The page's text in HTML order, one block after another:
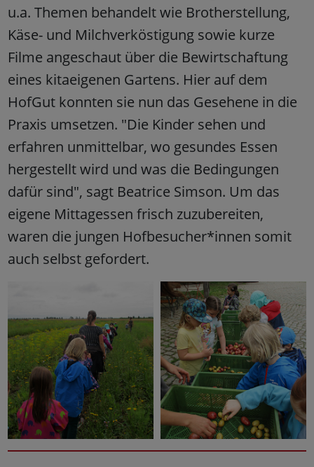
u.a. Themen behandelt wie Brotherstellung,
Käse- und Milchverköstigung sowie kurze
Filme angeschaut über die Bewirtschaftung
eines kitaeigenen Gartens. Hier auf dem
HofGut konnten sie nun das Gesehene in die
Praxis umsetzen. "Die Kinder sehen und
erfahren unmittelbar, wo gesundes Essen
hergestellt wird und was die Bedingungen
dafür sind", sagt Beatrice Simson. Um das
eigene Mittagessen frisch zuzubereiten,
waren die jungen Hofbesucher*innen somit
auch selbst gefordert.